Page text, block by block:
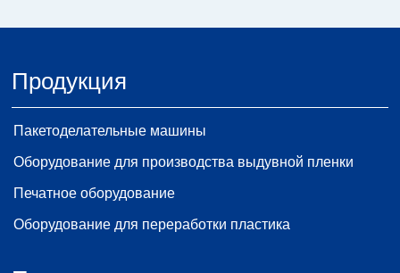
Продукция
Пакетоделательные машины
Оборудование для производства выдувной пленки
Печатное оборудование
Оборудование для переработки пластика